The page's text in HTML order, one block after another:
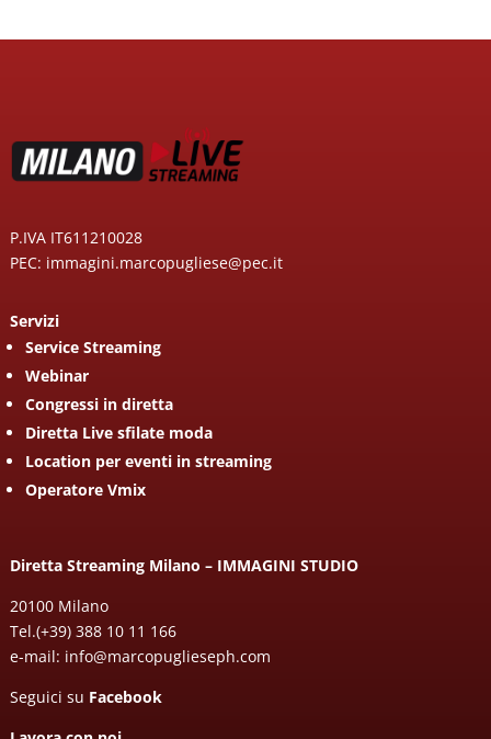
P.IVA IT611210028
PEC: immagini.marcopugliese@pec.it
Servizi
Service Streaming
Webinar
Congressi in diretta
Diretta Live sfilate moda
Location per eventi in streaming
Operatore Vmix
Diretta Streaming Milano – IMMAGINI STUDIO
20100 Milano
Tel.(+39) 388 10 11 166
e-mail: info@marcopuglieseph.com
Seguici su Facebook